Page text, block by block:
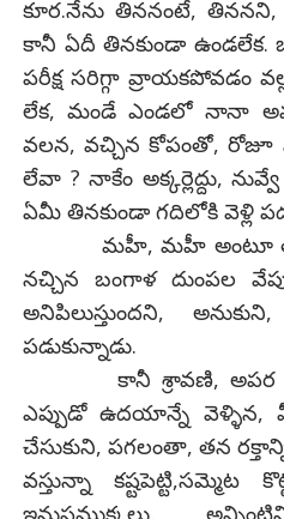
కూర.నేను తిననంటే, తిననని,
కానీ ఏదీ తినకుండా ఉండలేక.
పరీక్ష సరిగ్గా వ్రాయకపోవడం
లేక, మండే ఎండలో నానా
వలన, వచ్చిన కోపంతో, రోజూ
లేవా ? నాకేం అక్కర్లెద్దు,
ఏమీ తినకుండా గదిలోకి వెళ్లి
మహీ, మహీ అంటూ తల్లి
నచ్చిన బంగాళ దుంపల
అనిపిలుస్తుందని,
పడుకున్నాడు.
కానీ శ్రావణి, అపర
ఎప్పుడో ఉదయాన్నే వెళ్ళిన,
చేసుకుని, పగలంతా, తన
వస్తున్నా కష్టపెట్టి,సమ్మెట
ఇనుపముక్కలు,